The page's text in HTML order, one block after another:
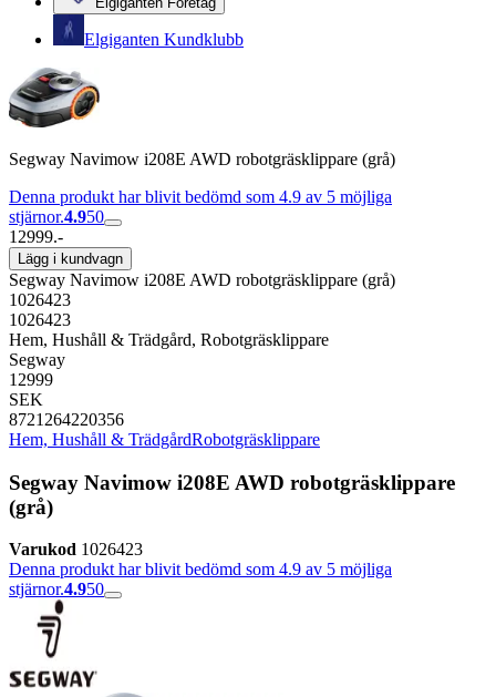
Elgiganten Kundklubb
Segway Navimow i208E AWD robotgräsklippare (grå)
Denna produkt har blivit bedömd som 4.9 av 5 möjliga
stjärnor.4.950
12999.-
Lägg i kundvagn
Segway Navimow i208E AWD robotgräsklippare (grå)
1026423
1026423
Hem, Hushåll & Trädgård, Robotgräsklippare
Segway
12999
SEK
8721264220356
Hem, Hushåll & TrädgårdRobotgräsklippare
Segway Navimow i208E AWD robotgräsklippare
(grå)
Varukod 1026423
Denna produkt har blivit bedömd som 4.9 av 5 möjliga
stjärnor.4.950